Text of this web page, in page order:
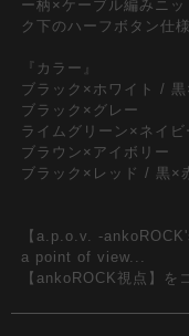
ー柄×ケーブル編みニ
ク下のハーフボタン仕
『カラー』
ブラック×ホワイト / 黒
ブラック×グレー
ライムグリーン×ネイ
ブラウン×アイボリー
ブラック×レッド / 黒×
【a.p.o.v. -
a point of view...
【ankoROCK視点】を